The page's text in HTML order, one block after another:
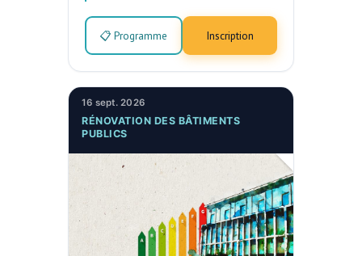
📋 Programme Inscription
16 sept. 2026
RÉNOVATION DES BÂTIMENTS
PUBLICS